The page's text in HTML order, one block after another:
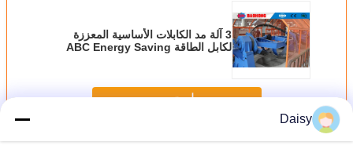
3 آلة مد الكابلات الأساسية المعززة
لكابل الطاقة ABC Energy Saving
استمر
أكثرآلة مد الكابلات
Daisy